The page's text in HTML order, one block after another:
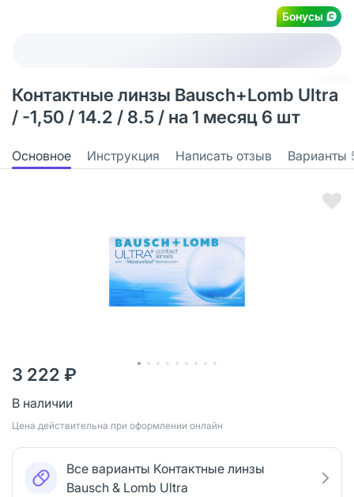
Бонусы
Контактные линзы Bausch+Lomb Ultra
/ -1,50 / 14.2 / 8.5 / на 1 месяц 6 шт
Основное Инструкция Написать отзыв Варианты
3 222 ₽
В наличии
Цена действительна при оформлении онлайн
Все варианты Контактные линзы
Bausch & Lomb Ultra